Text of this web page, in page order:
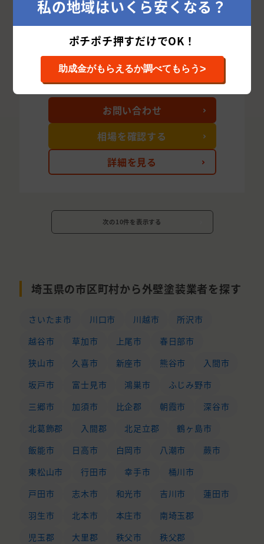
〒330-0805 埼玉県さいたま市大
事業内容 塗装業、防水業
詳細を見る
お問い合わせ
相場を確認する
次の10件を表示する
埼玉県の市区町村から外壁塗装業者を探す
さいたま市 川口市 川越市
所沢市
越谷市
草加市 上尾市
春日部市
狭山市
久喜市 新座市 熊谷市
入間市
坂戸市
富士見市 鴻巣市
ふじみ野市
三郷市
加須市 比企郡 朝霞市
深谷市
北葛飾郡
入間郡 北足立郡
鶴ヶ島市
飯能市
日高市 白岡市 八潮市
蕨市
東松山市
行田市 幸手市
桶川市
戸田市
志木市 和光市 吉川市
蓮田市
羽生市
北本市 本庄市
南埼玉郡
児玉郡
大里郡 秩父市 秩父郡
私の地域はいくら安くなる？
ポチポチ押すだけでOK！
助成金がもらえるか調べてもらう>